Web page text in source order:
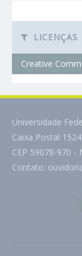
LICENÇAS
Creative
Universidade
Caixa Postal
CEP 59078-970 -
Contato: